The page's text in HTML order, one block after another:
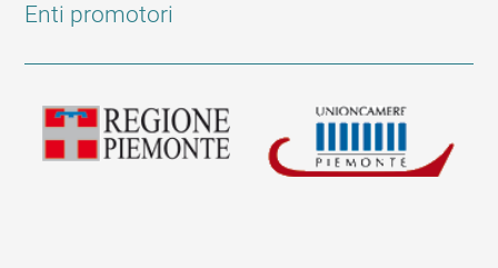
Enti promotori